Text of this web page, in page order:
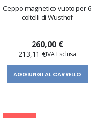
Ceppo magnetico vuoto per 6
coltelli di Wusthof
260,00 €
213,11 €
AGGIUNGI AL CARRELLO